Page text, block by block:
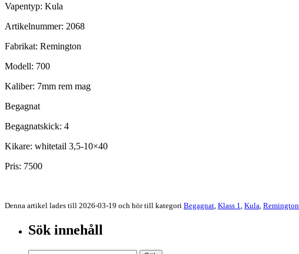
Vapentyp: Kula
Artikelnummer: 2068
Fabrikat: Remington
Modell: 700
Kaliber: 7mm rem mag
Begagnat
Begagnatskick: 4
Kikare: whitetail 3,5-10×40
Pris: 7500
Denna artikel lades till 2026-03-19 och hör till kategori Begagnat Klass 1 Kula Remington
Sök innehåll